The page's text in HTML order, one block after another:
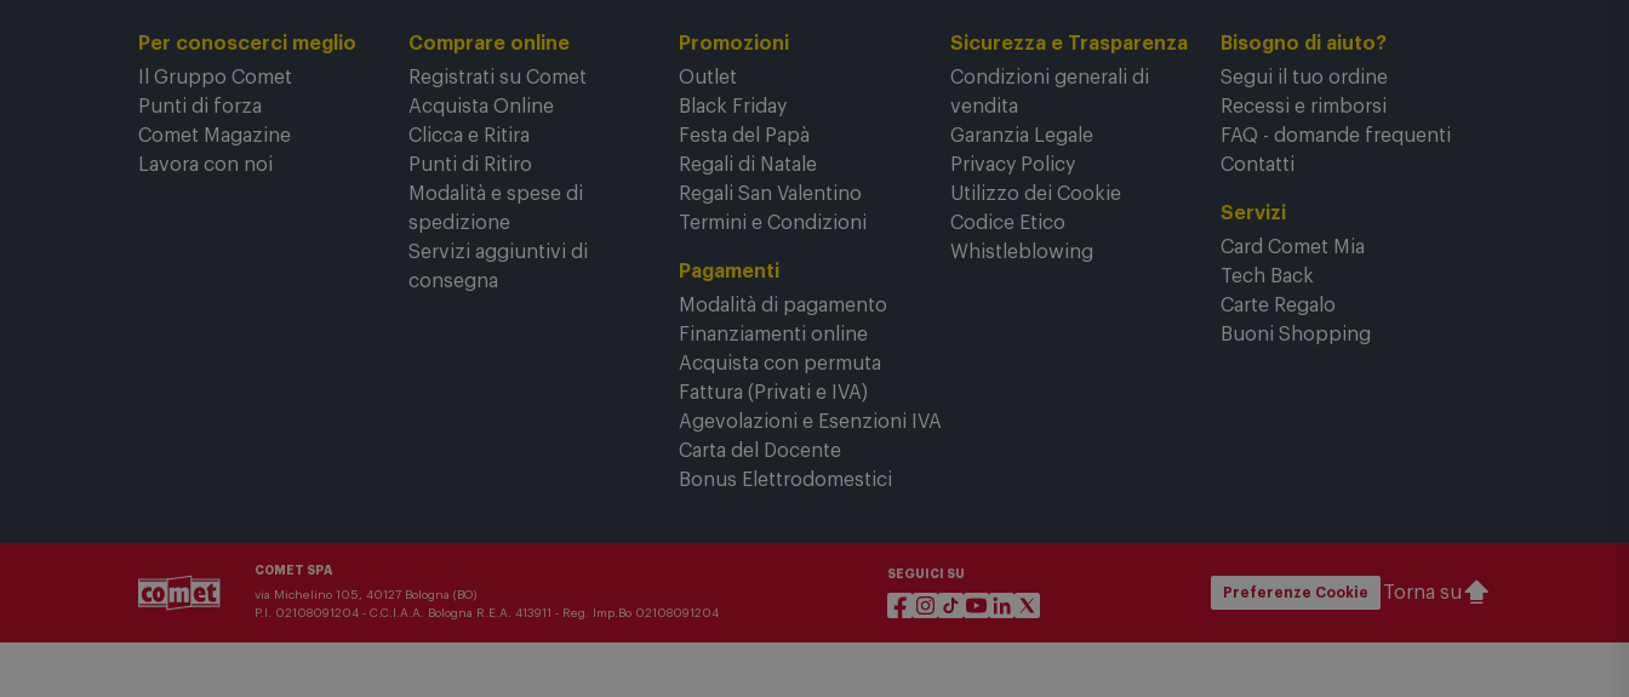
Per conoscerci meglio
Il Gruppo Comet
Punti di forza
Comet Magazine
Comprare online
Registrati su Comet
Acquista Online
Clicca e Ritira
Punti di Ritiro
Modalità e spese di
spedizione
Servizi aggiuntivi di
Promozioni
Outlet
Black Friday
Festa del Papà
Regali di Natale
Regali San Valentino
Termini e Condizioni
Pagamenti
Modalità di pagamento
Finanziamenti online
Acquista con permuta
Fattura (Privati e IVA)
Agevolazioni e Esenzioni IVA
Carta del Docente
Sicurezza e Trasparenza
Condizioni generali di
vendita
Garanzia Legale
Privacy Policy
Utilizzo dei Cookie
Codice Etico
Bisogno di aiuto?
Segui il tuo ordine
Recessi e rimborsi
FAQ - domande frequenti
Contatti
Servizi
Card Comet Mia
Tech Back
Carte Regalo
COMET SPA
SEGUICI SU